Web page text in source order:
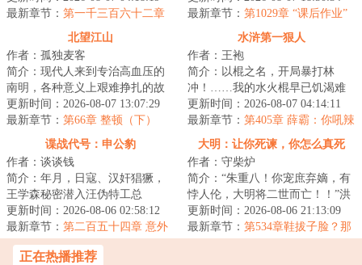
她是大明的太后...
最新章节： 第一千三百六十二章
不过一念为苍生
了，穿越就是科...
最新章节： 第1029章 “课后作业”
北望江山
作者：孤独麦客
简介：现代人来到专治高血压的
南明，各种意义上艰难挣扎的故
事。...
更新时间：2026-08-07 13:07:29
最新章节： 第66章 整顿（下）
水浒第一狠人
作者：王袍
简介：以棍之名，开局暴打林
冲！……我的水火棍早已饥渴难
耐了口牙！！！...
更新时间：2026-08-07 04:14:11
最新章节： 第405章 薛霸：你吼辣
么大声干什么！【3更求月票】
谍战代号：申公豹
作者：谈谈钱
简介：年月，日寇、汉奸猖獗，
王学森秘密潜入汪伪特工总
部“号”，左右逢源，煽风点火，阳
奉阴违……丁墨...
更新时间：2026-08-06 02:58:12
最新章节： 第二百五十四章 意外
的收获
大明：让你死谏，你怎么真死
作者：守柴炉
简介：“朱重八！你宠庶弃嫡，有
悖人伦，大明将二世而亡！！”洪
武二十五年九月，朱元璋欲立朱
允炆为皇太...
更新时间：2026-08-06 21:13:09
最新章节： 第534章鞋拔子脸？那
正在热播推荐